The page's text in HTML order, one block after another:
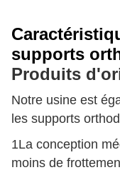
supports
Produits
Notre usine est
les supports
1La conception
moins de
Good day, what